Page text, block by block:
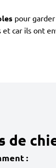
pour
car ils ont
de
: